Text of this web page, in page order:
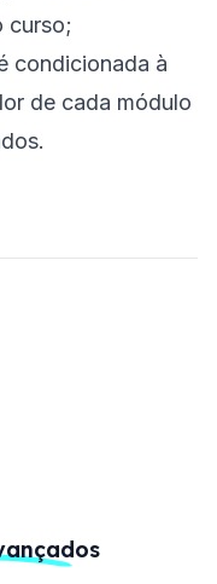
curso;
condicionada à
de cada módulo